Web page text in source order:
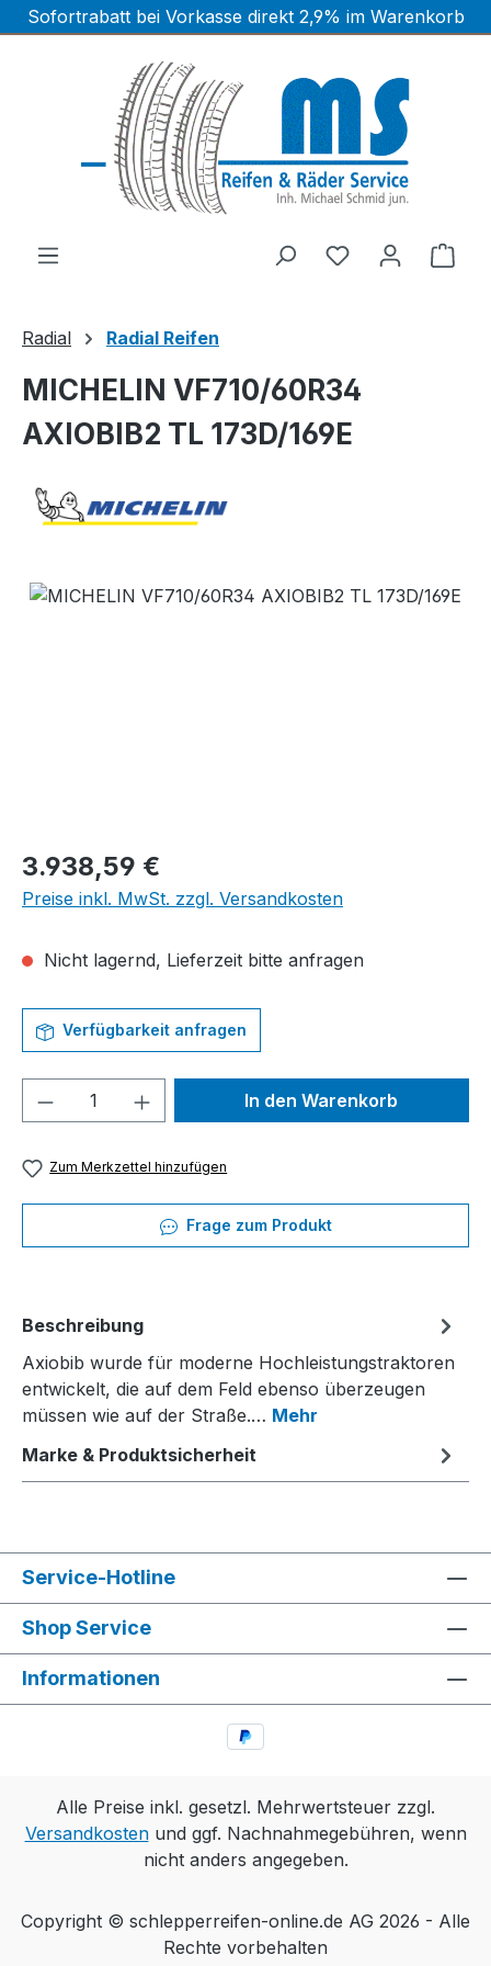
Zum Hauptinhalt springen
Sofortrabatt bei Vorkasse direkt 2,9% im Warenkorb
Radial Radial Reifen
MICHELIN VF710/60R34
AXIOBIB2 TL 173D/169E
Bildergalerie überspringen
Regulärer Preis:
3.938,59 €
Preise inkl. MwSt. zzgl. Versandkosten
Nicht lagernd, Lieferzeit bitte anfragen
Verfügbarkeit anfragen
Produkt Anzahl: Gib denIn den Warenkorb
Zum Merkzettel hinzufügen
Frage zum Produkt
Beschreibung
Axiobib wurde für moderne Hochleistungstraktoren
entwickelt, die auf dem Feld ebenso überzeugen
müssen wie auf der Straße.… Mehr
Marke & Produktsicherheit
Service-Hotline
Shop Service
Informationen
Alle Preise inkl. gesetzl. Mehrwertsteuer zzgl.
Versandkostenund ggf. Nachnahmegebühren, wenn
nicht anders angegeben.
Copyright © schlepperreifen-online.de AG 2026 - Alle
Rechte vorbehalten